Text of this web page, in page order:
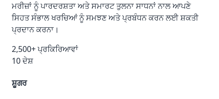
ਮਰੀਜ਼ਾਂ ਨੂੰ ਪਾਰਦਰਸ਼ਤਾ ਅਤੇ ਸਮਾਰਟ ਤੁਲਨਾ ਸਾਧਨਾਂ ਨਾਲ ਆਪਣੇ
ਸਿਹਤ ਸੰਭਾਲ ਖਰਚਿਆਂ ਨੂੰ ਸਮਝਣ ਅਤੇ ਪ੍ਰਬੰਧਨ ਕਰਨ ਲਈ ਸ਼ਕਤੀ
ਪ੍ਰਦਾਨ ਕਰਨਾ।
2,500+ ਪ੍ਰਕਿਰਿਆਵਾਂ
10 ਦੇਸ਼
ਸ਼ੂਗਰ